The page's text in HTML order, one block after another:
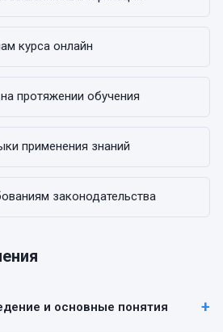
курса онлайн
протяжении обучения
применения знаний
законодательства
и основные понятия